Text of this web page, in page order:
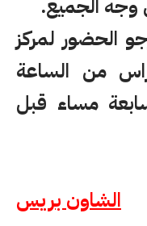
وجه الجميع.
الحضور لمركز
من الساعة
مساء قبل
الشاون بريس